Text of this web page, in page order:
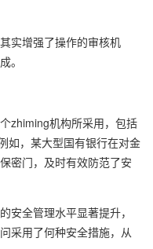
实增强了操作的审核机
。
zhiming机构所采用，包括
如，某大型国有银行在对金
密门，及时有效防范了安
安全管理水平显著提升，
采用了何种安全措施，从